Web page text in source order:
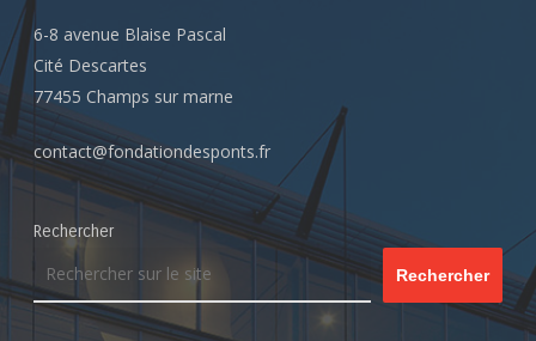
6-8 avenue Blaise Pascal
Cité Descartes
77455 Champs sur marne
contact@fondationdesponts.fr
Rechercher
Rechercher